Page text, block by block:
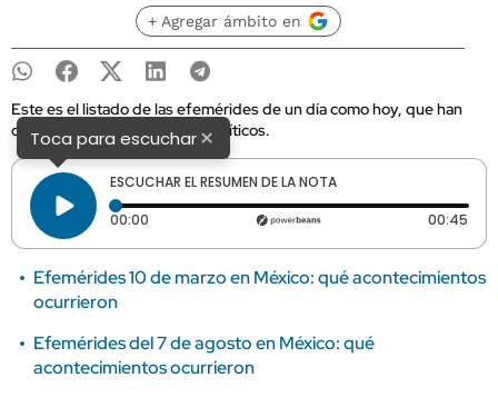
+ Agregar ámbito en
Este es el listado de las efemérides de un día como hoy, que han
dejado importantes hechos políticos.
Toca para escuchar×
ESCUCHAR EL RESUMEN DE LA NOTA
00:00 Tiempo transcurrido: 0 segundos 00:45
Efemérides 10 de marzo en México: qué acontecimientos
ocurrieron
Efemérides del 7 de agosto en México: qué
acontecimientos ocurrieron